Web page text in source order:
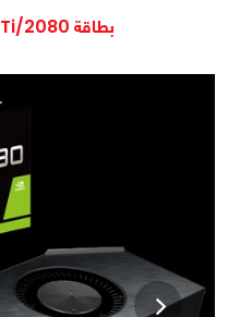
بطاقة Turbo RTX 2080 Ti/2080